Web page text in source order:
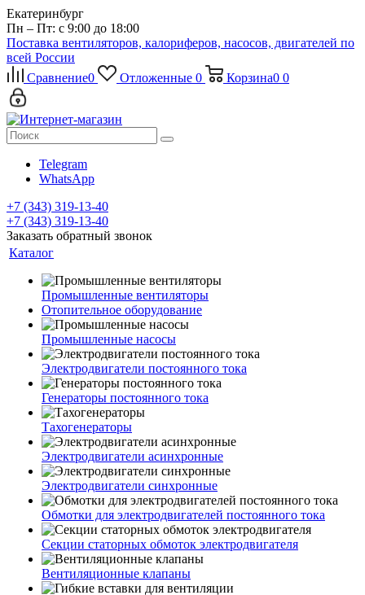
Екатеринбург
Пн – Пт: с 9:00 до 18:00
Поставка вентиляторов, калориферов, насосов, двигателей по
всей России
Сравнение0 Отложенные 0 Корзина0 0
Telegram
WhatsApp
+7 (343) 319-13-40
+7 (343) 319-13-40
Заказать обратный звонок
Каталог
Промышленные вентиляторы
Отопительное оборудование
Промышленные насосы
Электродвигатели постоянного тока
Генераторы постоянного тока
Тахогенераторы
Электродвигатели асинхронные
Электродвигатели синхронные
Обмотки для электродвигателей постоянного тока
Секции статорных обмоток электродвигателя
Вентиляционные клапаны